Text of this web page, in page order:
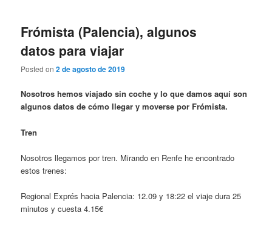
Frómista (Palencia), algunos
datos para viajar
Posted on2 de agosto de 2019
Nosotros hemos viajado sin coche y lo que damos aquí son
algunos datos de cómo llegar y moverse por Frómista.
Tren
Nosotros llegamos por tren. Mirando en Renfe he encontrado
estos trenes:
Regional Exprés hacia Palencia: 12.09 y 18:22 el viaje dura 25
minutos y cuesta 4.15€